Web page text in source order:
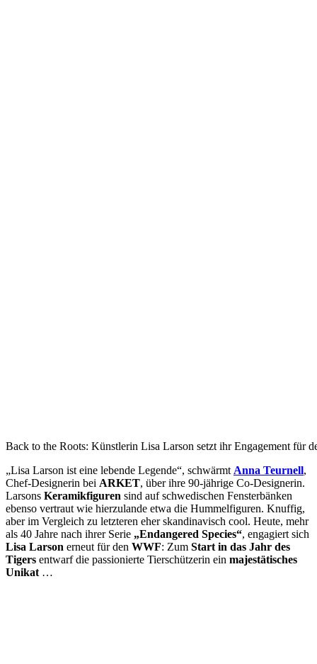
Back to the Roots: Künstlerin Lisa Larson setzt ihr Engagement für
„Lisa Larson ist eine lebende Legende“, schwärmt Anna Teurnell,
Chef-Designerin bei ARKET, über ihre 90-jährige Co-Designerin.
Larsons Keramikfiguren sind auf schwedischen Fensterbänken
ebenso vertraut wie hierzulande etwa die Hummelfiguren. Knuffig,
aber im Vergleich zu letzteren eher skandinavisch cool. Heute, mehr
als 40 Jahre nach ihrer Serie „Endangered Species“, engagiert sich
Lisa Larson erneut für den WWF: Zum Start in das Jahr des
Tigers entwarf die passionierte Tierschützerin ein majestätisches
Unikat …